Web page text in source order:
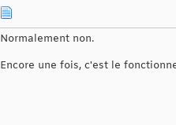
Normalement non.
Encore une fois, c'est le